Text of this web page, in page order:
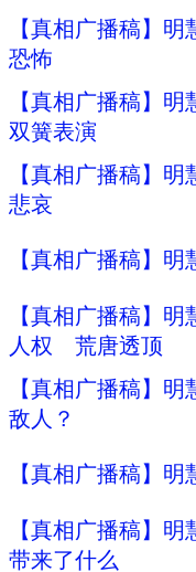
【真相广播稿】
恐怖
【真相广播稿】
双簧表演
【真相广播稿】
悲哀
【真相广播稿】
【真相广播稿】
人权 荒唐透顶
【真相广播稿】
敌人？
【真相广播稿】
【真相广播稿】
带来了什么